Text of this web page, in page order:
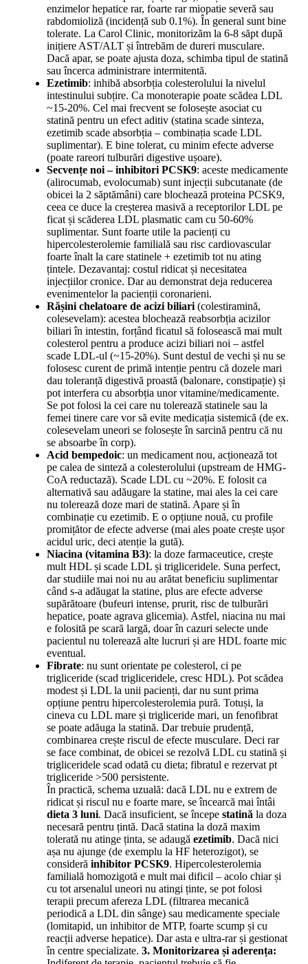
enzimelor hepatice rar, foarte rar miopatie severă sau
rabdomioliză (incidență sub 0.1%). În general sunt bine
tolerate. La Carol Clinic, monitorizăm la 6-8 săpt după
inițiere AST/ALT și întrebăm de dureri musculare.
Dacă apar, se poate ajusta doza, schimba tipul de statină
sau încerca administrare intermitentă.
Ezetimib: inhibă absorbția colesterolului la nivelul
intestinului subțire. Ca monoterapie poate scădea LDL
~15-20%. Cel mai frecvent se folosește asociat cu
statină pentru un efect aditiv (statina scade sinteza,
ezetimib scade absorbția – combinația scade LDL
suplimentar). E bine tolerat, cu minim efecte adverse
(poate rareori tulburări digestive ușoare).
Secvențe noi – inhibitori PCSK9: aceste medicamente
(alirocumab, evolocumab) sunt injecții subcutanate (de
obicei la 2 săptămâni) care blochează proteina PCSK9,
ceea ce duce la creșterea masivă a receptorilor LDL pe
ficat și scăderea LDL plasmatic cam cu 50-60%
suplimentar. Sunt foarte utile la pacienți cu
hipercolesterolemie familială sau risc cardiovascular
foarte înalt la care statinele + ezetimib tot nu ating
țintele. Dezavantaj: costul ridicat și necesitatea
injecțiilor cronice. Dar au demonstrat deja reducerea
evenimentelor la pacienții coronarieni.
Rășini chelatoare de acizi biliari (colestiramină,
colesevelam): acestea blochează reabsorbția acizilor
biliari în intestin, forțând ficatul să folosească mai mult
colesterol pentru a produce acizi biliari noi – astfel
scade LDL-ul (~15-20%). Sunt destul de vechi și nu se
folosesc curent de primă intenție pentru că dozele mari
dau toleranță digestivă proastă (balonare, constipație) și
pot interfera cu absorbția unor vitamine/medicamente.
Se pot folosi la cei care nu tolerează statinele sau la
femei tinere care vor să evite medicația sistemică (de ex.
colesevelam uneori se folosește în sarcină pentru că nu
se absoarbe în corp).
Acid bempedoic: un medicament nou, acționează tot
pe calea de sinteză a colesterolului (upstream de HMG-
CoA reductază). Scade LDL cu ~20%. E folosit ca
alternativă sau adăugare la statine, mai ales la cei care
nu tolerează doze mari de statină. Apare și în
combinație cu ezetimib. E o opțiune nouă, cu profile
promițător de efecte adverse (mai ales poate crește ușor
acidul uric, deci atenție la gută).
Niacina (vitamina B3): la doze farmaceutice, crește
mult HDL și scade LDL și trigliceridele. Suna perfect,
dar studiile mai noi nu au arătat beneficiu suplimentar
când s-a adăugat la statine, plus are efecte adverse
supărătoare (bufeuri intense, prurit, risc de tulburări
hepatice, poate agrava glicemia). Astfel, niacina nu mai
e folosită pe scară largă, doar în cazuri selecte unde
pacientul nu tolerează alte lucruri și are HDL foarte mic
eventual.
Fibrate: nu sunt orientate pe colesterol, ci pe
trigliceride (scad trigliceridele, cresc HDL). Pot scădea
modest și LDL la unii pacienți, dar nu sunt prima
opțiune pentru hipercolesterolemia pură. Totuși, la
cineva cu LDL mare și trigliceride mari, un fenofibrat
se poate adăuga la statină. Dar trebuie prudență,
combinarea crește riscul de efecte musculare. Deci rar
se face combinat, de obicei se rezolvă LDL cu statină și
trigliceridele scad odată cu dieta; fibratul e rezervat pt
trigliceride >500 persistente.
În practică, schema uzuală: dacă LDL nu e extrem de
ridicat și riscul nu e foarte mare, se încearcă mai întâi
dieta 3 luni. Dacă insuficient, se începe statină la doza
necesară pentru țintă. Dacă statina la doză maxim
tolerată nu atinge ținta, se adaugă ezetimib. Dacă nici
așa nu ajunge (de exemplu la HF heterozigot), se
consideră inhibitor PCSK9. Hipercolesterolemia
familială homozigotă e mult mai dificil – acolo chiar și
cu tot arsenalul uneori nu atingi ținte, se pot folosi
terapii precum afereza LDL (filtrarea mecanică
periodică a LDL din sânge) sau medicamente speciale
(lomitapid, un inhibitor de MTP, foarte scump și cu
reacții adverse hepatice). Dar asta e ultra-rar și gestionat
în centre specializate. 3. Monitorizarea și aderența: